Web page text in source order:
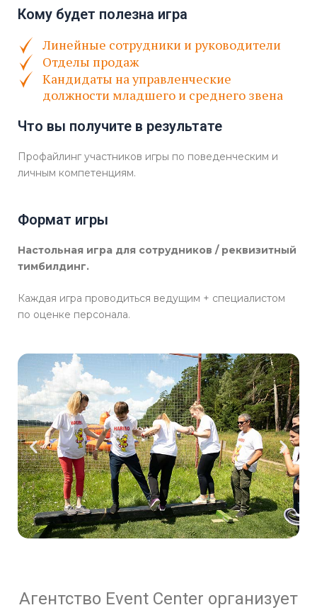
Кому будет полезна игра
Линейные сотрудники и руководители
Отделы продаж
Кандидаты на управленческие
должности младшего и среднего звена
Что вы получите в результате
Профайлинг участников игры по поведенческим и
личным компетенциям.
Формат игры
Настольная игра для сотрудников / реквизитный
тимбилдинг.
Каждая игра проводиться ведущим + специалистом
по оценке персонала.
Агентство Event Center организует